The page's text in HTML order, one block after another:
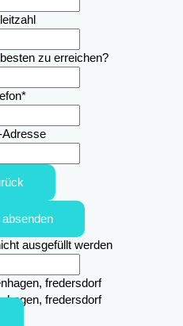
zu erreichen?
*
Adresse
ausgefüllt werden